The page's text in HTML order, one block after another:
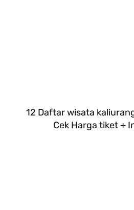
12 Daftar wisata
Cek Harga tiket +